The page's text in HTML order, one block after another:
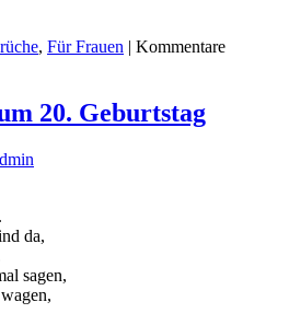
, Für Frauen | Kommentare
20. Geburtstag
da,
sagen,